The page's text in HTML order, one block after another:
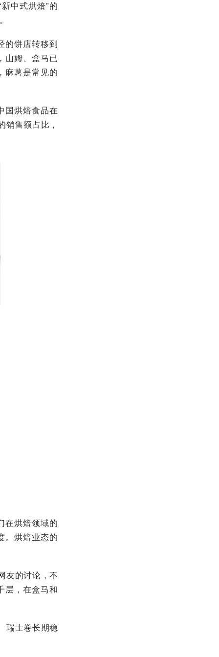
中式烘焙”的
的饼店转移到
山姆、盒马已
麻薯是常见的
国烘焙食品在
售额占比，
在烘焙领域的
。烘焙业态的
友的讨论，不
层，在盒马和
瑞士卷长期稳